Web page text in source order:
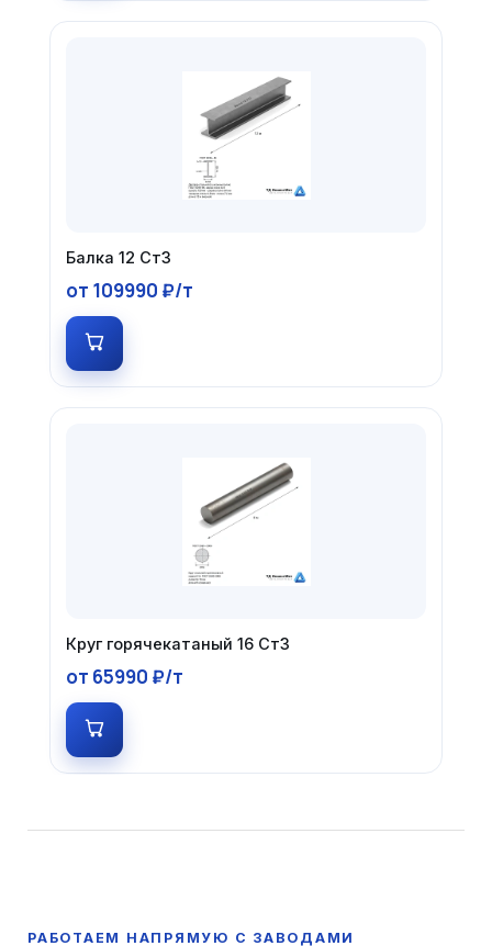
Балка 12 Ст3
от 109990 ₽/т
Круг горячекатаный 16 Ст3
от 65990 ₽/т